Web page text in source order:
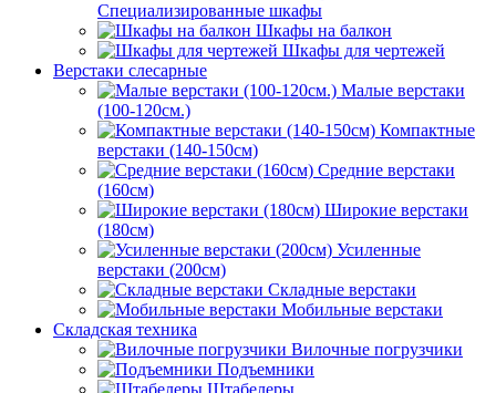
Специализированные шкафы
Шкафы на балкон
Шкафы для чертежей
Верстаки слесарные
Малые верстаки
(100-120см.)
Компактные
верстаки (140-150см)
Средние верстаки
(160см)
Широкие верстаки
(180см)
Усиленные
верстаки (200см)
Складные верстаки
Мобильные верстаки
Складская техника
Вилочные погрузчики
Подъемники
Штабелеры